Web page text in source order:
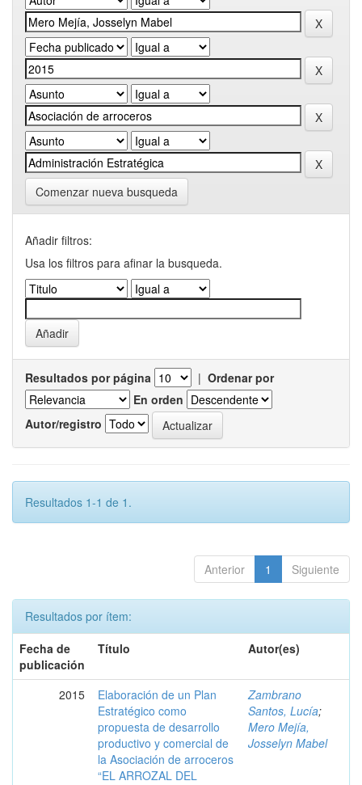
Comenzar nueva busqueda
Añadir filtros:
Usa los filtros para afinar la busqueda.
Resultados por página | Ordenar por
En orden
Autor/registro
Resultados 1-1 de 1.
Anterior 1 Siguiente
Resultados por ítem:
Fecha de
publicación
Título Autor(es)
2015
Elaboración de un Plan
Estratégico como
propuesta de desarrollo
productivo y comercial de
la Asociación de arroceros
“EL ARROZAL DEL
Zambrano
Santos, Lucía;
Mero Mejía,
Josselyn Mabel